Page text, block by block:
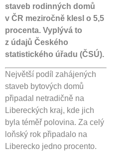
staveb rodinných domů
v ČR meziročně klesl o 5,5
procenta. Vyplývá to
z údajů Českého
statistického úřadu (ČSÚ).
Největší podíl zahájených
staveb bytových domů
připadal netradičně na
Libereckých kraj, kde jich
byla téměř polovina. Za celý
loňský rok připadalo na
Liberecko jedno procento.